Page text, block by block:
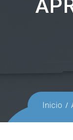
Inicio